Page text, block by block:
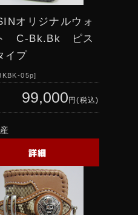
オリジナルウォ
C-Bk.Bk ピス
イプ
05p
99,000 円(税込)
詳細